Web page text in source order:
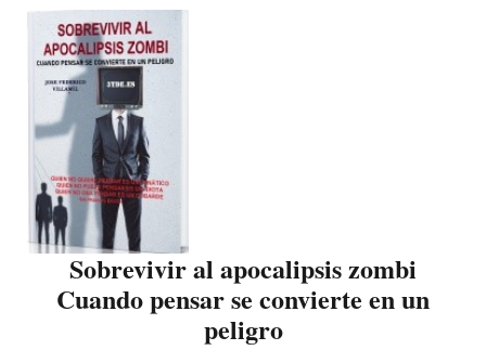
Sobrevivir al apocalipsis zombi
Cuando pensar se convierte en un
peligro